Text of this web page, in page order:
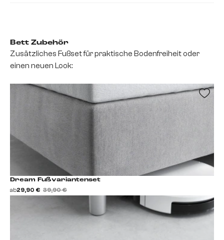
Bett Zubehör
Zusätzliches Fußset für praktische Bodenfreiheit oder
einen neuen Look:
Dream Fußvariantenset
ab29,90 € 39,90 €
Fußset hinzufügen